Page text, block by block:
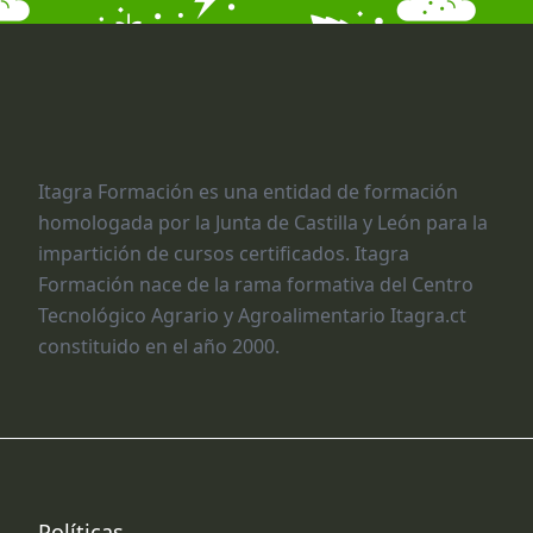
Itagra Formación es una entidad de formación
homologada por la Junta de Castilla y León para la
impartición de cursos certificados. Itagra
Formación nace de la rama formativa del Centro
Tecnológico Agrario y Agroalimentario Itagra.ct
constituido en el año 2000.